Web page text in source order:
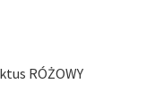
RÓŻOWY